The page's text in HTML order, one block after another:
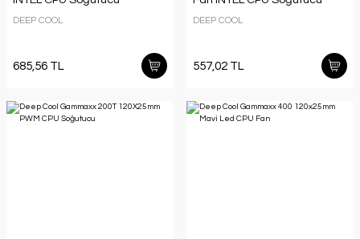
DEEP COOL
685,56 TL
DEEP COOL
557,02 TL